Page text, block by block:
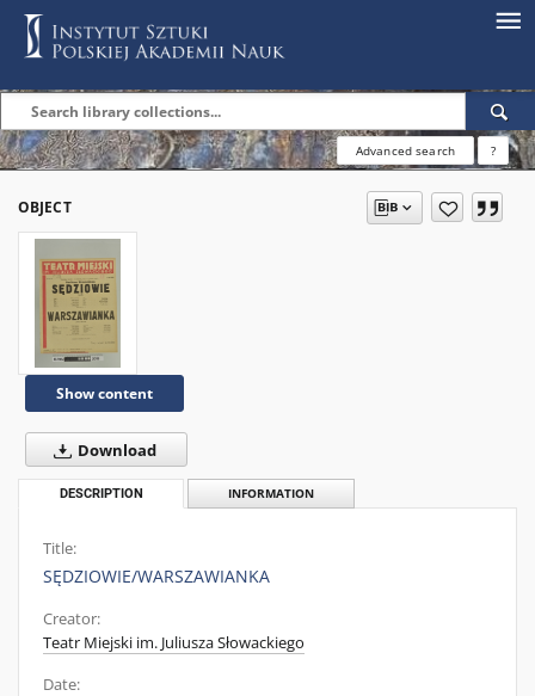
Advanced search ?
OBJECT
Show content
Download
DESCRIPTION INFORMATION
Title:
SĘDZIOWIE/WARSZAWIANKA
Creator:
Teatr Miejski im. Juliusza Słowackiego
Date: